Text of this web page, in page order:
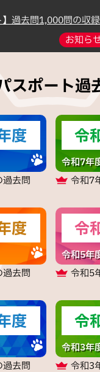
過去問1,000問の収
お知ら
スポート過
度
過去問
令
令和7年
令和7
度
過去問
令
令和5年
令和5
度
過去問
令
令和3年
令和3